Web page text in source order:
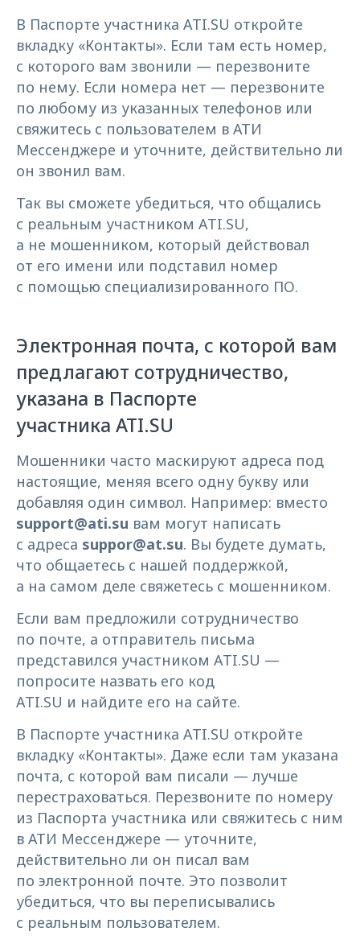
В Паспорте участника ATI.SU откройте
вкладку «Контакты». Если там есть номер,
с которого вам звонили — перезвоните
по нему. Если номера нет — перезвоните
по любому из указанных телефонов или
свяжитесь с пользователем в АТИ
Мессенджере и уточните, действительно ли
он звонил вам.
Так вы сможете убедиться, что общались
с реальным участником ATI.SU,
а не мошенником, который действовал
от его имени или подставил номер
с помощью специализированного ПО.
Электронная почта, с которой вам
предлагают сотрудничество,
указана в Паспорте
участника ATI.SU
Мошенники часто маскируют адреса под
настоящие, меняя всего одну букву или
добавляя один символ. Например: вместо
support@ati.su вам могут написать
с адреса suppor@at.su. Вы будете думать,
что общаетесь с нашей поддержкой,
а на самом деле свяжетесь с мошенником.
Если вам предложили сотрудничество
по почте, а отправитель письма
представился участником ATI.SU —
попросите назвать его код
ATI.SU и найдите его на сайте.
В Паспорте участника ATI.SU откройте
вкладку «Контакты». Даже если там указана
почта, с которой вам писали — лучше
перестраховаться. Перезвоните по номеру
из Паспорта участника или свяжитесь с ним
в АТИ Мессенджере — уточните,
действительно ли он писал вам
по электронной почте. Это позволит
убедиться, что вы переписывались
с реальным пользователем.